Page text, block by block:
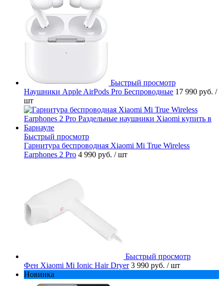
Быстрый просмотр
Наушники Apple AirPods Pro Беспроводные 17 990 руб. /
шт
Быстрый просмотр
Гарнитура беспроводная Xiaomi Mi True Wireless
Earphones 2 Pro 4 990 руб. / шт
Быстрый просмотр
Фен Xiaomi Mi Ionic Hair Dryer 3 990 руб. / шт
Новинка